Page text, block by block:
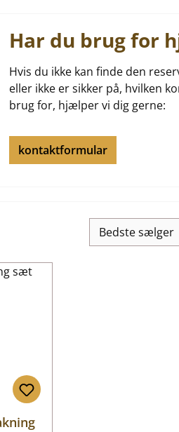
Har du brug for
Hvis du ikke kan finde den
eller ikke er sikker på, hvilken
brug for, hjælper vi dig gerne:
kontaktformular